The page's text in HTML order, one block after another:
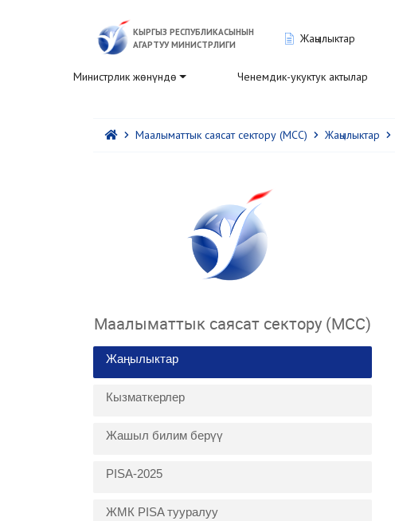
КЫРГЫЗ РЕСПУБЛИКАСЫНЫН
АГАРТУУ МИНИСТРЛИГИ
Жаңылыктар
Министрлик жөнүндө Ченемдик-укуктук актылар
Маалыматтык саясат сектору (МСС) Жаңылыктар
Маалыматтык саясат сектору (МСС)
Жаңылыктар
Кызматкерлер
Жашыл билим берүү
PISA-2025
ЖМК PISA тууралуу